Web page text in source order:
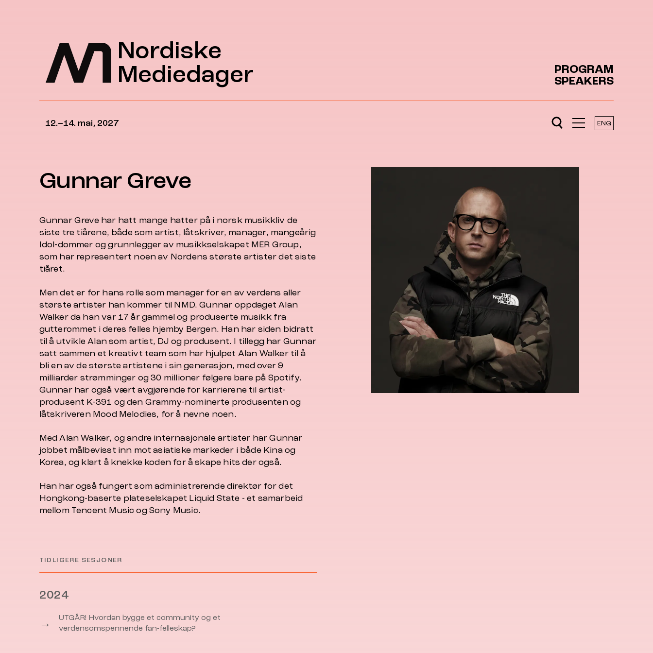
Nordiske
Mediedager
PROGRAM
SPEAKERS
12.–14. mai, 2027 ENG
Gunnar Greve
Gunnar Greve har hatt mange hatter på i norsk musikkliv de
siste tre tiårene, både som artist, låtskriver, manager, mangeårig
Idol-dommer og grunnlegger av musikkselskapet MER Group,
som har representert noen av Nordens største artister det siste
tiåret.
Men det er for hans rolle som manager for en av verdens aller
største artister han kommer til NMD. Gunnar oppdaget Alan
Walker da han var 17 år gammel og produserte musikk fra
gutterommet i deres felles hjemby Bergen. Han har siden bidratt
til å utvikle Alan som artist, DJ og produsent. I tillegg har Gunnar
satt sammen et kreativt team som har hjulpet Alan Walker til å
bli en av de største artistene i sin generasjon, med over 9
milliarder strømminger og 30 millioner følgere bare på Spotify.
Gunnar har også vært avgjørende for karrierene til artist-
produsent K-391 og den Grammy-nominerte produsenten og
låtskriveren Mood Melodies, for å nevne noen.
Med Alan Walker, og andre internasjonale artister har Gunnar
jobbet målbevisst inn mot asiatiske markeder i både Kina og
Korea, og klart å knekke koden for å skape hits der også.
Han har også fungert som administrerende direktør for det
Hongkong-baserte plateselskapet Liquid State - et samarbeid
mellom Tencent Music og Sony Music.
TIDLIGERE SESJONER
2024
→
UTGÅR! Hvordan bygge et community og et
verdensomspennende fan-felleskap?